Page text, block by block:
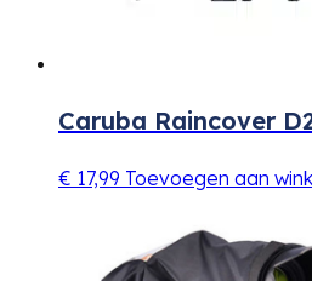
Caruba Raincover
€ 17,99 Toevoegen aan